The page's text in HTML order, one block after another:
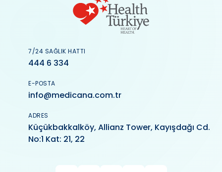
7/24 SAĞLIK HATTI
444 6 334
E-POSTA
info@medicana.com.tr
ADRES
Küçükbakkalköy, Allianz Tower, Kayışdağı Cd.
No:1 Kat: 21, 22